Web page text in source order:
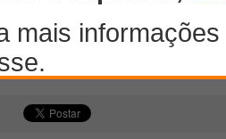
são do Jornal Valor